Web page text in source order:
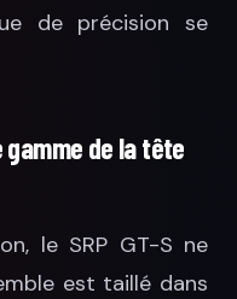
de précision se
de la tête
le SRP GT-S ne
est taillé dans